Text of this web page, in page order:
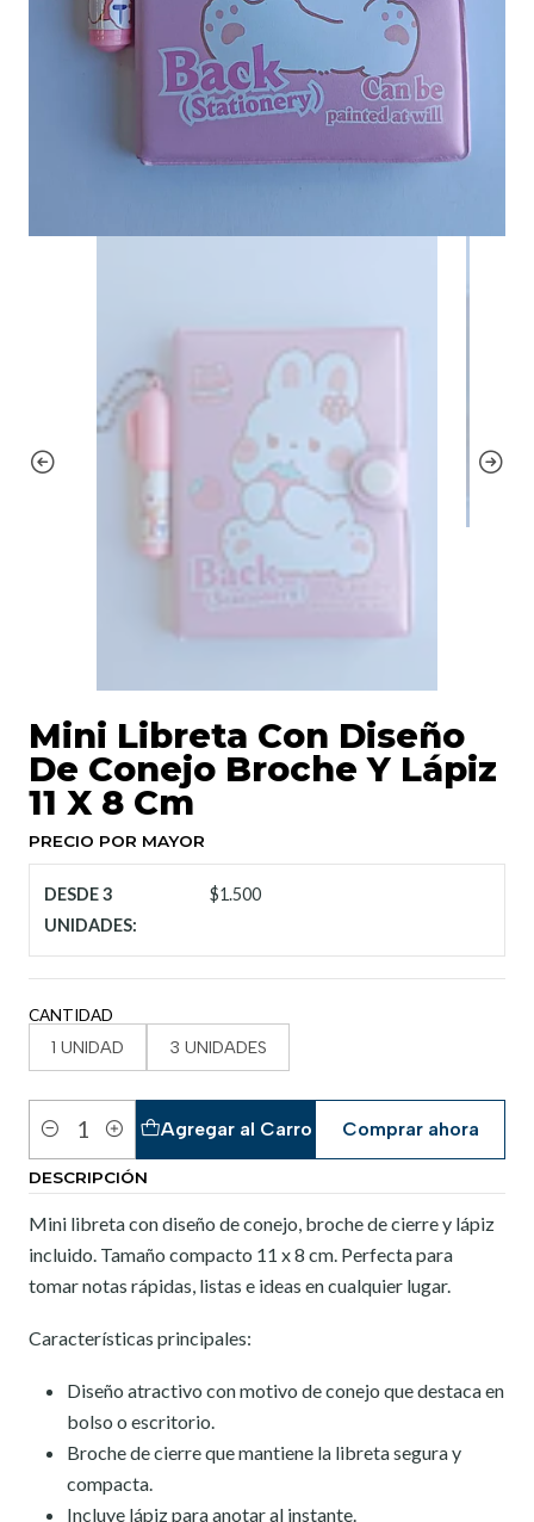
Mini Libreta Con Diseño
De Conejo Broche Y Lápiz
11 X 8 Cm
PRECIO POR MAYOR
DESDE 3
UNIDADES:
$1.500
CANTIDAD
1 UNIDAD 3 UNIDADES
Cantidad
Agregar al Carro Comprar ahora
DESCRIPCIÓN
Mini libreta con diseño de conejo, broche de cierre y lápiz
incluido. Tamaño compacto 11 x 8 cm. Perfecta para
tomar notas rápidas, listas e ideas en cualquier lugar.
Características principales:
Diseño atractivo con motivo de conejo que destaca en
bolso o escritorio.
Broche de cierre que mantiene la libreta segura y
compacta.
Incluye lápiz para anotar al instante.